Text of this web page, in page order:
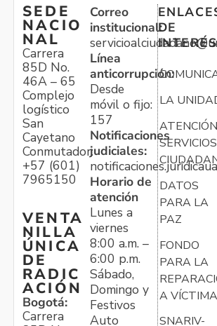
SEDE
NACIO
NAL
Carrera
85D No.
46A – 65
Complejo
logístico
San
Cayetano
Conmutador:
+57 (601)
7965150
VENTA
NILLA
ÚNICA
DE
RADIC
ACIÓN
Bogotá:
Carrera
Correo
institucional:
Línea
anticorrupción:
Desde
móvil o fijo:
157
Notificaciones
judiciales:
Horario de
atención
Lunes a
viernes
8:00 a.m. –
6:00 p.m.
Sábado,
Domingo y
Festivos
Auto
DE
INTERÉS
LA
SERVICIOS
DATOS
PARA LA
PAZ
FONDO
PARA LA
A
SNARIV-